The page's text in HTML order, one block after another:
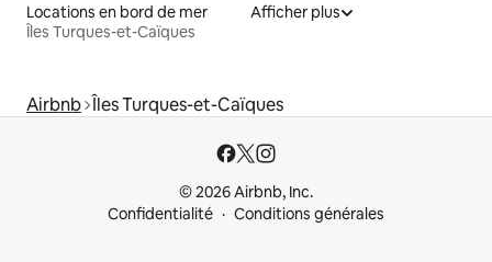
Locations en bord de mer
Îles Turques-et-Caïques
Afficher plus
Airbnb Îles Turques-et-Caïques
© 2026 Airbnb, Inc.
Confidentialité
Conditions générales